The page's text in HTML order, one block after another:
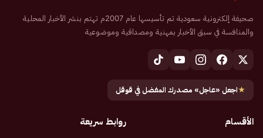
صحيفة إلكترونية سعودية تم تأسيسها عام 2007م تهتم بنشر الأخبار المحلية
والمنافسة في سبق الأخبار بمهنية ومصداقية وموضوعية
★اجعل «عاجل» مصدرك المفضل في قوقل
الأقسام روابط سريعة